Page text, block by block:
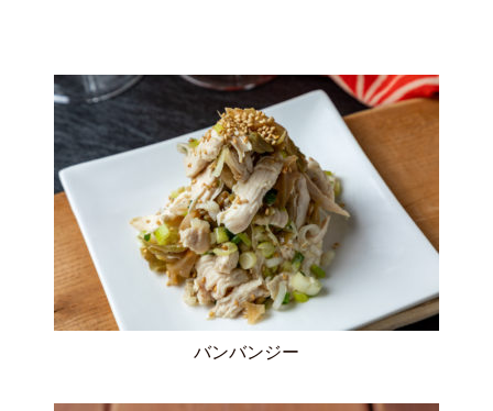
バンバンジー